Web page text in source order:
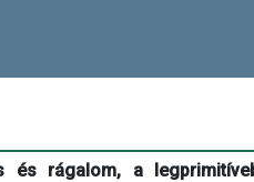
és rágalom, a